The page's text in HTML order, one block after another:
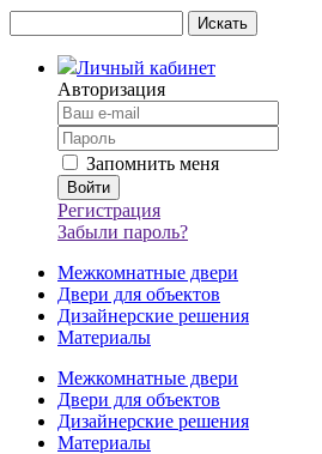
Личный кабинет
Авторизация
Запомнить меня
Регистрация
Забыли пароль?
Межкомнатные двери
Двери для объектов
Дизайнерские решения
Материалы
Межкомнатные двери
Двери для объектов
Дизайнерские решения
Материалы